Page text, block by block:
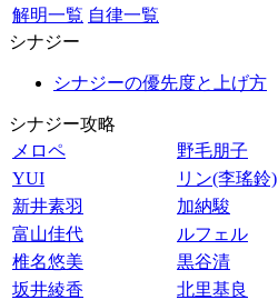
解明一覧 自律一覧
シナジー
シナジーの優先度と上げ方
シナジー攻略
メロペ
野毛朋子
YUI
リン(李瑤鈴)
新井素羽
加納駿
富山佳代
ルフェル
椎名悠美
黒谷清
坂井綾香
北里基良